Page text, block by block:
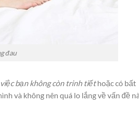
đau
bạn không còn trinh tiếthoặc có bất
và không nên quá lo lắng về vấn đề